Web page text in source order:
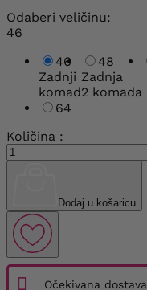
Odaberi veličinu:
46
46
Zadnji
komad
48
Zadnja
2 komada
64
Količina :
Dodaj u košaricu
Očekivana dostava